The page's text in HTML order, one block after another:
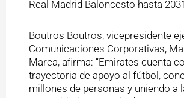
Real Madrid Baloncesto hasta
Boutros Boutros, vicepresidente
Comunicaciones Corporativas,
Marca, afirma: “Emirates cuenta
trayectoria de apoyo al fútbol,
millones de personas y uniendo a